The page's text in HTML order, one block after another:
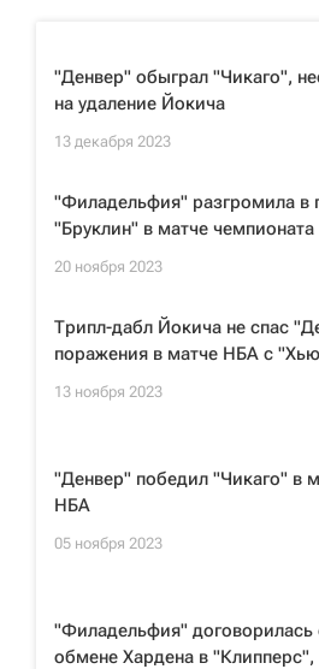
"Денвер" обыграл "Чикаго",
на удаление Йокича
13 декабря 2023
"Филадельфия" разгромила в
"Бруклин" в матче
20 ноября 2023
Трипл-дабл Йокича не спас
поражения в матче НБА с
13 ноября 2023
"Денвер" победил "Чикаго" в
НБА
05 ноября 2023
"Филадельфия" договорилась
обмене Хардена в "Клипперс",